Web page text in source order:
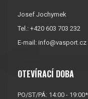
Josef Jochymek
Tel.: +420 603 703 232
E-mail: info@vasport.cz
OTEVÍRACÍ DOBA
PO/ST/PÁ: 14:00 - 19:00*